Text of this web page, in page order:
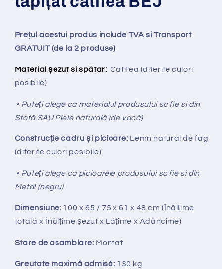
Prețul acestui produs include TVA si Transport
GRATUIT (de la 2 produse)
Material șezut si spătar: Catifea (diferite culori
posibile)
• Puteți alege ca materialul produsului sa fie si din
Stofă SAU Piele naturală (de vacă)
Construcție cadru și picioare: Lemn natural de fag
(diferite culori posibile)
• Puteți alege ca picioarele produsului sa fie si din
Metal (negru)
Dimensiune: 100 x 65 / 75 x 61 x 48 cm (Înălțime
totală x Înălțimeșezut x Lățime x Adâncime)
Stare de asamblare: Montat
Greutate maximă admisă: 130 kg